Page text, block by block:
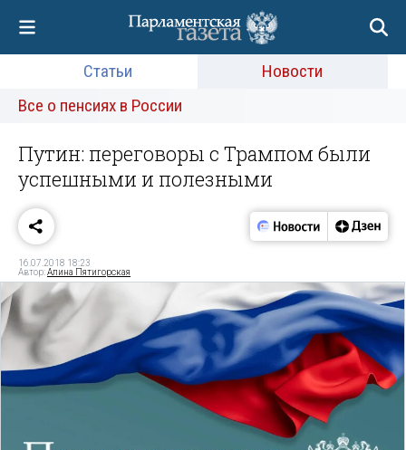
Статьи
Новости
Все о пенсиях в России
Путин: переговоры с Трампом были
успешными и полезными
16.07.2018 18:23
Автор:Алина Пятигорская